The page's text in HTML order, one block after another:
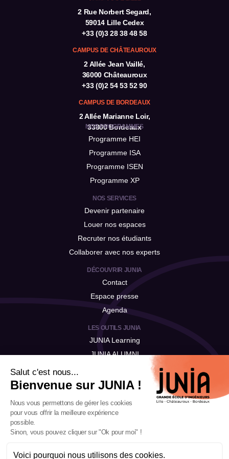
Salut c'est nous...
Bienvenue sur JUNIA !
Nous vous permettons de gérer les cookies
pour vous offrir la meilleure expérience
possible.
Sinon, vous pouvez cliquer sur "Ok pour moi" !
Voici pourquoi nous utilisons des cookies.
2 Rue Norbert Segard,
59014 Lille Cedex
+33 (0)3 28 38 48 58
CAMPUS DE CHÂTEAUROUX
2 Allée Jean Vaillé,
36000 Châteauroux
+33 (0)2 54 53 52 90
CAMPUS DE BORDEAUX
2 Allée Marianne Loir,
33800 Bordeaux
NOS PROGRAMMES
Programme HEI
Programme ISA
Programme ISEN
Programme XP
NOS SERVICES
Devenir partenaire
Louer nos espaces
Recruter nos étudiants
Collaborer avec nos experts
DÉCOUVRIR JUNIA
Contact
Espace presse
Agenda
LES OUTILS JUNIA
JUNIA Learning
JUNIA ALUMNI